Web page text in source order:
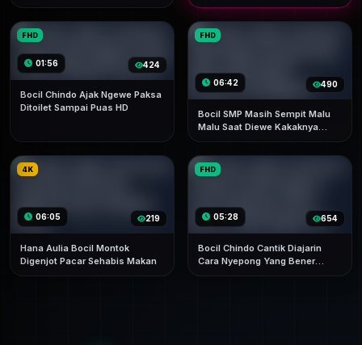
Sodok-sodok Nonstop VIRAL
Terbaru Top TRENDING ASUPAN
FHD
01:56 424
Bocil Chindo Ajak Ngewe Paksa
Ditoilet Sampai Puas HD
FHD
06:42 490
Bocil SMP Masih Sempit Malu
Malu Saat Diewe Kakaknya
Ketagihan
4K
06:05 219
Hana Aulia Bocil Montok
Digenjot Pacar Sehabis Makan
FHD
05:28 654
Bocil Chindo Cantik Diajarin
Cara Nyepong Yang Bener